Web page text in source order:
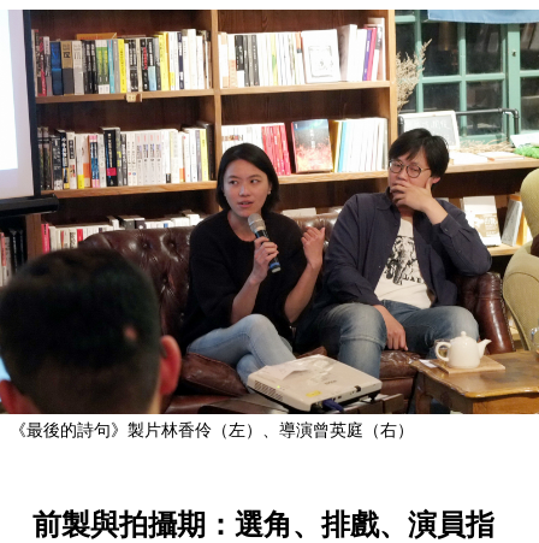
《最後的詩句》製片林香伶（左）、導演曾英庭（右）
前製與拍攝期：選角、排戲、演員指